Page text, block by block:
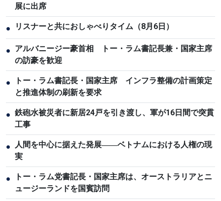
展に出席
● リスナーと共におしゃべりタイム（8月6日）
● アルバニージー豪首相 トー・ラム書記長兼・国家主席
の訪豪を歓迎
●
トー・ラム書記長・国家主席 インフラ整備の計画策定
と推進体制の刷新を要求
● 鉄砲水被災者に新居24戸を引き渡し、軍が16日間で突貫
工事
●
人間を中心に据えた発展――ベトナムにおける人権の現
実
●
トー・ラム党書記長・国家主席は、オーストラリアとニ
ュージーランドを国賓訪問